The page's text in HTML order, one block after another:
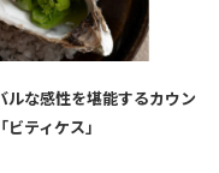
ルな感性を堪能するカウン
ティケス」